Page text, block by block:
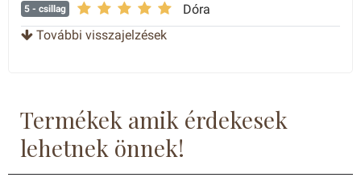
5 - csillag Dóra
5 - csillag
További visszajelzések
Termékek amik érdekesek
lehetnek önnek!